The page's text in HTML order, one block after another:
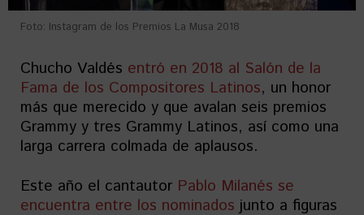
Foto: Instagram de los Premios La Musa 2018
Chucho Valdés entró en 2018 al Salón de la
Fama de los Compositores Latinos, un honor
más que merecido y que avalan seis premios
Grammy y tres Grammy Latinos, así como una
larga carrera colmada de aplausos.
Este año el cantautor Pablo Milanés se
encuentra entre los nominados junto a figuras